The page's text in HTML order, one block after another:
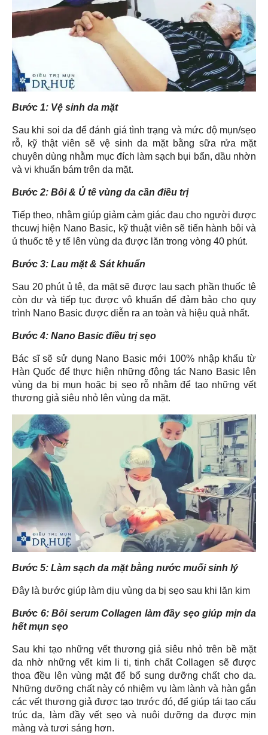
Bước 1: Vệ sinh da mặt
Sau khi soi da để đánh giá tình trạng và mức độ mụn/sẹo
rỗ, kỹ thật viên sẽ vệ sinh da mặt bằng sữa rửa mặt
chuyên dùng nhằm mục đích làm sạch bụi bẩn, dầu nhờn
và vi khuẩn bám trên da mặt.
Bước 2: Bôi & Ủ tê vùng da cần điều trị
Tiếp theo, nhằm giúp giảm cảm giác đau cho người được
thcuwj hiện Nano Basic, kỹ thuật viên sẽ tiến hành bôi và
ủ thuốc tê y tế lên vùng da được lăn trong vòng 40 phút.
Bước 3: Lau mặt & Sát khuẩn
Sau 20 phút ủ tê, da mặt sẽ được lau sạch phần thuốc tê
còn dư và tiếp tục được vô khuẩn để đảm bảo cho quy
trình Nano Basic được diễn ra an toàn và hiệu quả nhất.
Bước 4: Nano Basic điều trị sẹo
Bác sĩ sẽ sử dụng Nano Basic mới 100% nhập khẩu từ
Hàn Quốc để thực hiện những động tác Nano Basic lên
vùng da bị mụn hoặc bị sẹo rỗ nhằm để tạo những vết
thương giả siêu nhỏ lên vùng da mặt.
Bước 5: Làm sạch da mặt bằng nước muối sinh lý
Đây là bước giúp làm dịu vùng da bị sẹo sau khi lăn kim
Bước 6: Bôi serum Collagen làm đầy sẹo giúp mịn da
hết mụn sẹo
Sau khi tạo những vết thương giả siêu nhỏ trên bề mặt
da nhờ những vết kim li ti, tinh chất Collagen sẽ được
thoa đều lên vùng mặt để bổ sung dưỡng chất cho da.
Những dưỡng chất này có nhiệm vụ làm lành và hàn gắn
các vết thương giả được tạo trước đó, để giúp tái tạo cấu
trúc da, làm đầy vết sẹo và nuôi dưỡng da được mịn
màng và tươi sáng hơn.